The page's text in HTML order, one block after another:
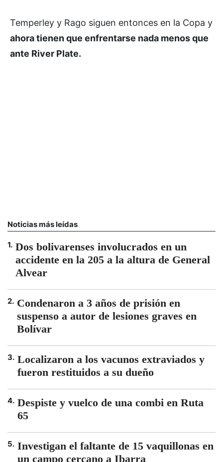
Temperley y Rago siguen entonces en la Copa y
ahora tienen que enfrentarse nada menos que
ante River Plate.
Noticias más leídas
1. Dos bolivarenses involucrados en un
accidente en la 205 a la altura de General
Alvear
2. Condenaron a 3 años de prisión en
suspenso a autor de lesiones graves en
Bolívar
3. Localizaron a los vacunos extraviados y
fueron restituidos a su dueño
4. Despiste y vuelco de una combi en Ruta
65
5. Investigan el faltante de 15 vaquillonas en
un campo cercano a Ibarra